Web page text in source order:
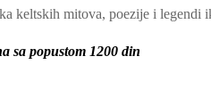
keltskih mitova, poezije i legendi
sa popustom 1200 din